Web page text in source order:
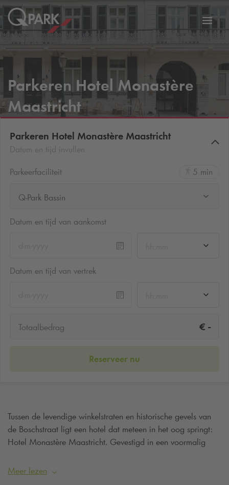
Parkeren Hotel Monastère
Maastricht
Parkeren Hotel Monastère Maastricht
Parkeerfaciliteit
5 min
Q-Park Bassin
Datum en tijd van aankomst
Datum en tijd van vertrek
Totaalbedrag € -
Reserveer nu
Tussen de levendige winkelstraten en historische gevels van
de Boschstraat ligt een hotel dat meteen in het oog springt:
Hotel Monastère Maastricht. Gevestigd in een voormalig
moeiteloos Franse elegantie met Maastrichtse historie. Verblijf
Meer lezen